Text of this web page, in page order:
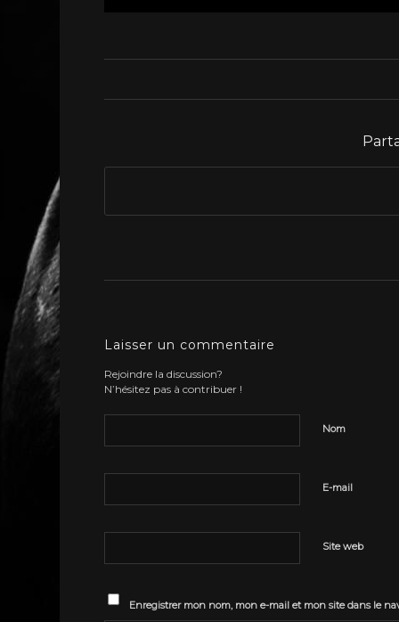
Laisser un commentaire
Rejoindre la discussion?
N’hésitez pas à contribuer !
Nom
E-mail
Site web
Enregistrer mon nom, mon e-mail et mon site dans le